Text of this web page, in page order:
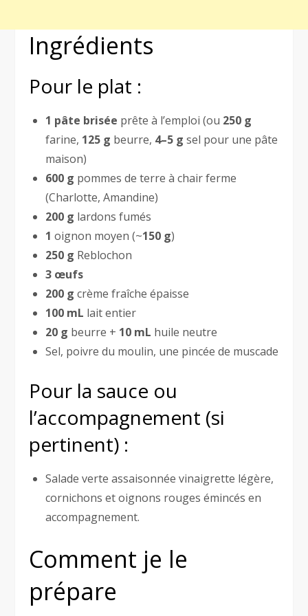
Ingrédients
Pour le plat :
1 pâte brisée prête à l’emploi (ou 250 g
farine, 125 g beurre, 4–5 g sel pour une pâte
maison)
600 g pommes de terre à chair ferme
(Charlotte, Amandine)
200 g lardons fumés
1 oignon moyen (~150 g)
250 g Reblochon
3 œufs
200 g crème fraîche épaisse
100 mL lait entier
20 g beurre + 10 mL huile neutre
Sel, poivre du moulin, une pincée de muscade
Pour la sauce ou
l’accompagnement (si
pertinent) :
Salade verte assaisonnée vinaigrette légère,
cornichons et oignons rouges émincés en
accompagnement.
Comment je le
prépare